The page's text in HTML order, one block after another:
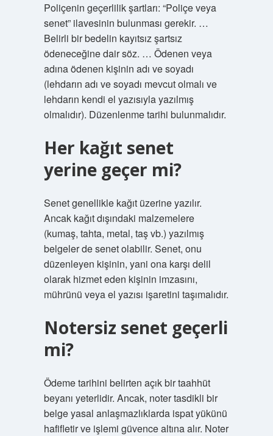
Poliçenin geçerlilik şartları: “Poliçe veya
senet” ilavesinin bulunması gerekir. …
Belirli bir bedelin kayıtsız şartsız
ödeneceğine dair söz. … Ödenen veya
adına ödenen kişinin adı ve soyadı
(lehdarın adı ve soyadı mevcut olmalı ve
lehdarın kendi el yazısıyla yazılmış
olmalıdır). Düzenlenme tarihi bulunmalıdır.
Her kağıt senet
yerine geçer mi?
Senet genellikle kağıt üzerine yazılır.
Ancak kağıt dışındaki malzemelere
(kumaş, tahta, metal, taş vb.) yazılmış
belgeler de senet olabilir. Senet, onu
düzenleyen kişinin, yani ona karşı delil
olarak hizmet eden kişinin imzasını,
mührünü veya el yazısı işaretini taşımalıdır.
Notersiz senet geçerli
mi?
Ödeme tarihini belirten açık bir taahhüt
beyanı yeterlidir. Ancak, noter tasdikli bir
belge yasal anlaşmazlıklarda ispat yükünü
hafifletir ve işlemi güvence altına alır. Noter